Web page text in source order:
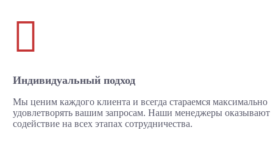

Индивидуальный подход
Мы ценим каждого клиента и всегда стараемся максимально
удовлетворять вашим запросам. Наши менеджеры оказывают
содействие на всех этапах сотрудничества.